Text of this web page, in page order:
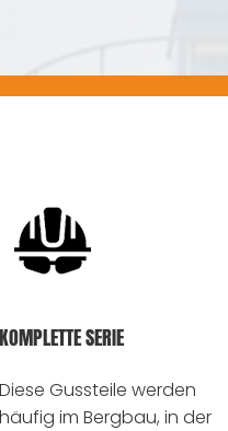
KOMPLETTE SERIE
Diese Gussteile werden
häufig im Bergbau, in der